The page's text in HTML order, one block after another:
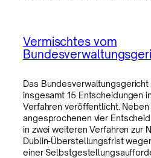
Vermischtes vom
Das
insgesamt 15 Entscheidungen
Verfahren veröffentlicht.
angesprochenen vier
in zwei weiteren Verfahren zur
Dublin-Überstellungsfrist
einer